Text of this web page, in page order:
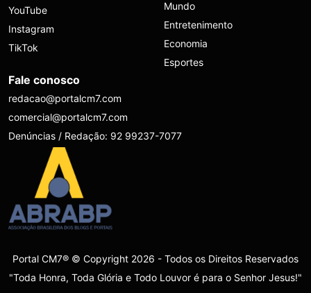
YouTube
Instagram
TikTok
Mundo
Entretenimento
Economia
Esportes
Fale conosco
redacao@portalcm7.com
comercial@portalcm7.com
Denúncias / Redação: 92 99237-7077
Portal CM7® © Copyright 2026 - Todos os Direitos Reservados
"Toda Honra, Toda Glória e Todo Louvor é para o Senhor Jesus!"